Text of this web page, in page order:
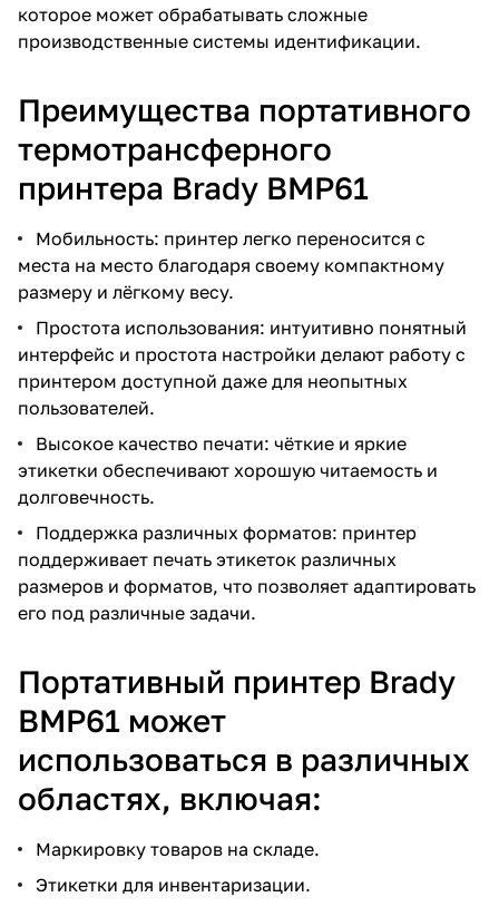
которое может обрабатывать сложные
производственные системы идентификации.
Преимущества портативного
термотрансферного
принтера Brady BMP61
Мобильность: принтер легко переносится с
места на место благодаря своему компактному
размеру и лёгкому весу.
Простота использования: интуитивно понятный
интерфейс и простота настройки делают работу с
принтером доступной даже для неопытных
пользователей.
Высокое качество печати: чёткие и яркие
этикетки обеспечивают хорошую читаемость и
долговечность.
Поддержка различных форматов: принтер
поддерживает печать этикеток различных
размеров и форматов, что позволяет адаптировать
его под различные задачи.
Портативный принтер Brady
BMP61 может
использоваться в различных
областях, включая:
Маркировку товаров на складе.
Этикетки для инвентаризации.